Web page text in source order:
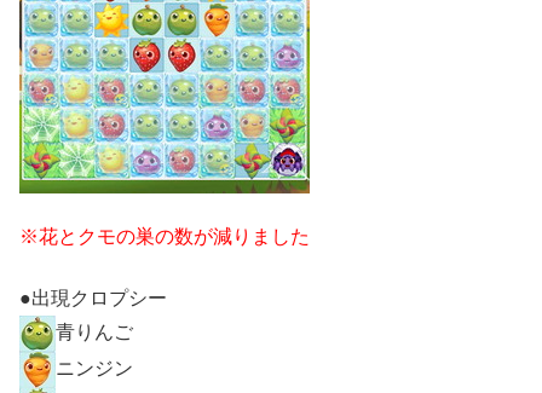
※花とクモの巣の数が減りました
●出現クロプシー
青りんご
ニンジン